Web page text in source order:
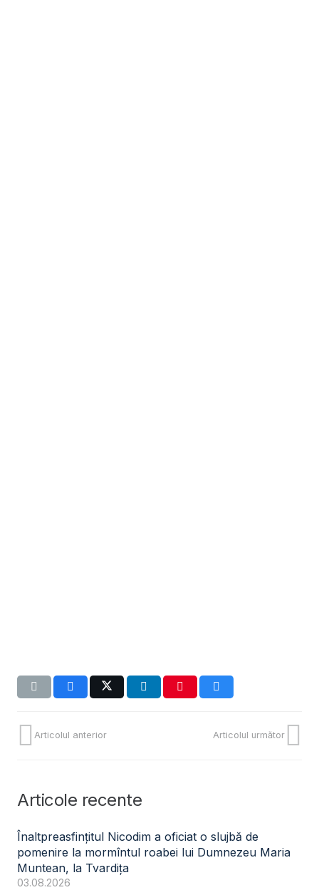
Articolul anterior Articolul următor
Articole recente
Înaltpreasfințitul Nicodim a oficiat o slujbă de
pomenire la mormîntul roabei lui Dumnezeu Maria
Muntean, la Tvardița
03.08.2026